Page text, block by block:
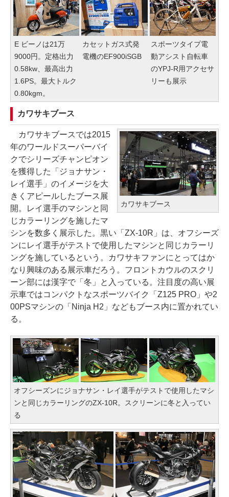
E ビーノは21万
9000円。定格出力
0.58kw、最高出力
1.6PS。最大トルク
0.80kgm。
カセットガス式発
電機のEF900iSGB
スポーツタイプ電
動アシスト自転車
のYPJ-R用アクセサ
リーも展示
カワサキブース
カワサキブース
カワサキブースでは2015
年のワールドスーパーバイ
クでシリーズチャンピオン
を獲得した「ジョナサン・
レイ選手」のイメージを大
きくアピールしたブース展
開。レイ選手のマシンと同
じカラーリングを施したマ
シンを数多く展示した。黒い「ZX-10R」は、オフシーズ
ンにレイ選手がテストで使用したマシンと同じカラーリ
ングを施しているという。カワサキファンにとってはか
なり興味のある展示車だろう。フロントカウルのスクリ
ーン部には漢字で「冬」と入っている。注目度の高い展
示車ではコンパクトなスポーツバイク「Z125 PRO」や2
00PSマシンの「Ninja H2」などもブース内に置かれてい
る。
オフシーズンにジョナサン・レイ選手がテストで使用したマシ
ンと同じカラーリングのZX-10R。スクリーンに冬と入ってい
る